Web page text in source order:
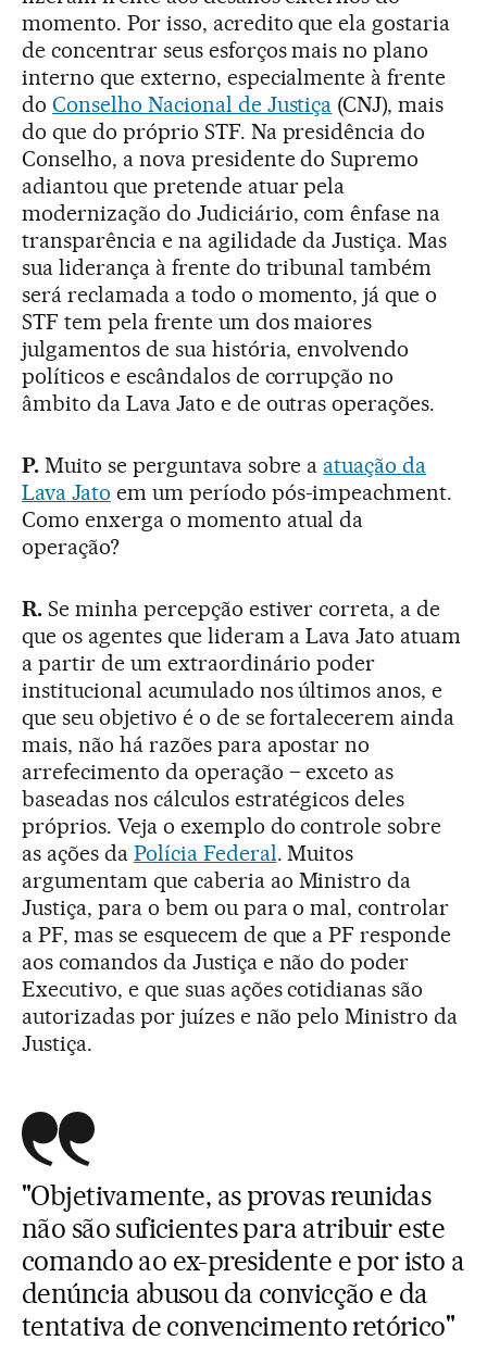
momento. Por isso, acredito que ela gostaria
de concentrar seus esforços mais no plano
interno que externo, especialmente à frente
do Conselho Nacional de Justiça (CNJ), mais
do que do próprio STF. Na presidência do
Conselho, a nova presidente do Supremo
adiantou que pretende atuar pela
modernização do Judiciário, com ênfase na
transparência e na agilidade da Justiça. Mas
sua liderança à frente do tribunal também
será reclamada a todo o momento, já que o
STF tem pela frente um dos maiores
julgamentos de sua história, envolvendo
políticos e escândalos de corrupção no
âmbito da Lava Jato e de outras operações.
P.Muito se perguntava sobre a atuação da
Lava Jato em um período pós-impeachment.
Como enxerga o momento atual da
operação?
R.Se minha percepção estiver correta, a de
que os agentes que lideram a Lava Jato atuam
a partir de um extraordinário poder
institucional acumulado nos últimos anos, e
que seu objetivo é o de se fortalecerem ainda
mais, não há razões para apostar no
arrefecimento da operação – exceto as
baseadas nos cálculos estratégicos deles
próprios. Veja o exemplo do controle sobre
as ações da Polícia Federal. Muitos
argumentam que caberia ao Ministro da
Justiça, para o bem ou para o mal, controlar
a PF, mas se esquecem de que a PF responde
aos comandos da Justiça e não do poder
Executivo, e que suas ações cotidianas são
autorizadas por juízes e não pelo Ministro da
Justiça.
"Objetivamente, as provas reunidas
não são suficientes para atribuir este
comando ao ex-presidente e por isto a
denúncia abusou da convicção e da
tentativa de convencimento retórico"